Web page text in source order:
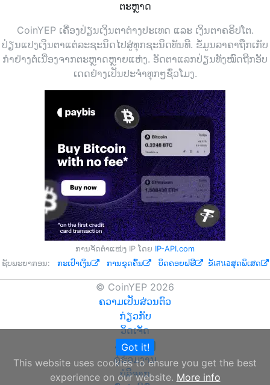
ຕະຫຼາດ
CoinYEP ເຄື່ອງປ່ຽນເງິນຕາຕ່າງປະເທດ ແລະ ເງິນຕາຄຣິປໂຕ.
ປ່ຽນແປງເງິນຕາແຕ່ລະຊະນິດໄປສູ່ທຸກຊະນິດທັນທີ. ຂໍ້ມູນລາຄາຖືກເກັບ
ກຳຢ່າງຕໍ່ເນື່ອງຈາກຕະຫຼາດຫຼາຍແຫ່ງ. ອັດຕາແລກປ່ຽນທັງໝົດຖືກອັບ
ເດດຢ່າງເປັນປະຈຳທຸກໆຊົ່ວໂມງ.
ການຈັດຕຳແໜ່ງ IP ໂດຍ IP-API.com
ຊັບພະຍາກອນ: ກະເປົາເງິນ ການຂຸດຄົ້ນ ບິດຄອຍຟຣີ ຂໍ້เสนอສຸດພິເສດ
© CoinYEP 2026
ຄວາມເປັນສ່ວນຕົວ
ກ່ຽວກັບ
ວິດເຈັດ
API NEW
ຄູ່ຮ່ວມງານ
ບໍລິຈາກ
Got it!
This website uses cookies to ensure you get the best
experience on our website. More info